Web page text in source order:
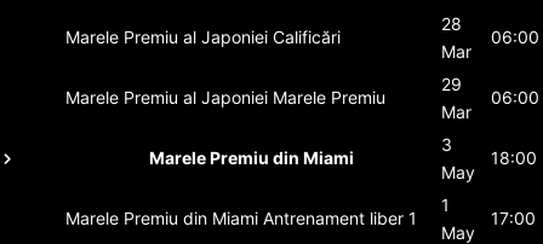
Marele Premiu al Japoniei Calificări
28
Mar
06:00
Marele Premiu al Japoniei Marele Premiu
29
Mar
06:00
Marele Premiu din Miami
3
May
18:00
Marele Premiu din Miami Antrenament liber 1
1
May
17:00